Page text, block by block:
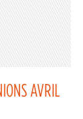
AVRIL